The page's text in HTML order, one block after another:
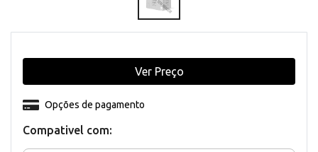
Compativel com:
Opções de pagamento
Ver Preço